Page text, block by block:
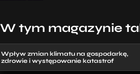
W tym magazynie
Wpływ zmian klimatu na gospodarkę,
zdrowie i występowanie katastrof